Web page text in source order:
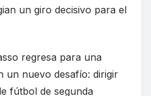
un giro decisivo para el
regresa para una
un nuevo desafío: dirigir
fútbol de segunda